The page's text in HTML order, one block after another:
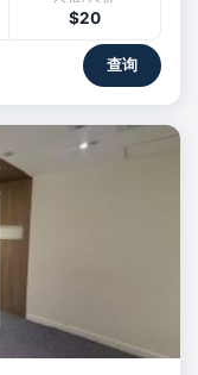
$20
查询